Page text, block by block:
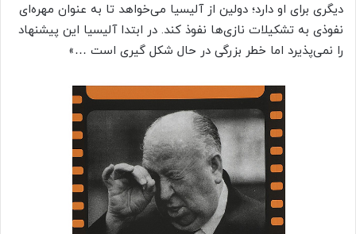
دیگری برای او دارد؛ دولین از آلیسیا می‌خواهد تا به عنوان مهره‌ای
نفوذی به تشکیلات نازی‌ها نفوذ کند. در ابتدا آلیسیا این پیشنهاد
را نمی‌پذیرد اما خطر بزرگی در حال شکل گیری است …»